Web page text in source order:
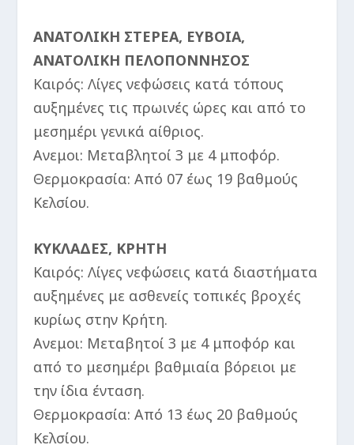
ΑΝΑΤΟΛΙΚΗ ΣΤΕΡΕΑ, ΕΥΒΟΙΑ,
ΑΝΑΤΟΛΙΚΗ ΠΕΛΟΠΟΝΝΗΣΟΣ
Καιρός: Λίγες νεφώσεις κατά τόπους
αυξημένες τις πρωινές ώρες και από το
μεσημέρι γενικά αίθριος.
Ανεμοι: Μεταβλητοί 3 με 4 μποφόρ.
Θερμοκρασία: Από 07 έως 19 βαθμούς
Κελσίου.
ΚΥΚΛΑΔΕΣ, ΚΡΗΤΗ
Καιρός: Λίγες νεφώσεις κατά διαστήματα
αυξημένες με ασθενείς τοπικές βροχές
κυρίως στην Κρήτη.
Ανεμοι: Μεταβητοί 3 με 4 μποφόρ και
από το μεσημέρι βαθμιαία βόρειοι με
την ίδια ένταση.
Θερμοκρασία: Από 13 έως 20 βαθμούς
Κελσίου.